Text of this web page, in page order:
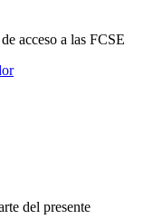
acceso a las FCSE
del presente